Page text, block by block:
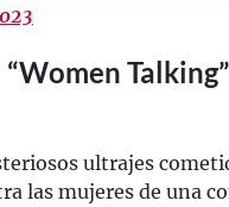
ultrajes
las mujeres de una